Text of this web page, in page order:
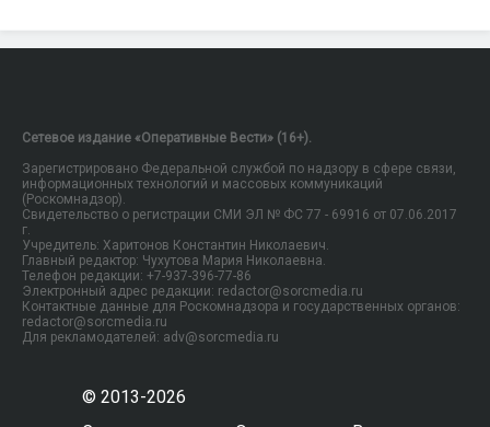
Сетевое издание «Оперативные Вести» (16+).
Зарегистрировано Федеральной службой по надзору в сфере связи,
информационных технологий и массовых коммуникаций
(Роскомнадзор).
Свидетельство о регистрации СМИ ЭЛ № ФС 77 - 69916 от 07.06.2017
г.
Учредитель: Харитонов Константин Николаевич.
Главный редактор: Чухутова Мария Николаевна.
Телефон редакции: +7-937-396-77-86
Электронный адрес редакции: redactor@sorcmedia.ru
Контактные данные для Роскомнадзора и государственных органов:
redactor@sorcmedia.ru
Для рекламодателей: adv@sorcmedia.ru
© 2013-2026